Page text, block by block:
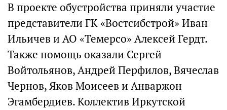
В проекте обустройства приняли участие
представители ГК «Востсибстрой» Иван
Ильичев и АО «Темерсо» Алексей Гердт.
Также помощь оказали Сергей
Войтольянов, Андрей Перфилов, Вячеслав
Чернов, Яков Моисеев и Анваржон
Эгамбердиев. Коллектив Иркутской